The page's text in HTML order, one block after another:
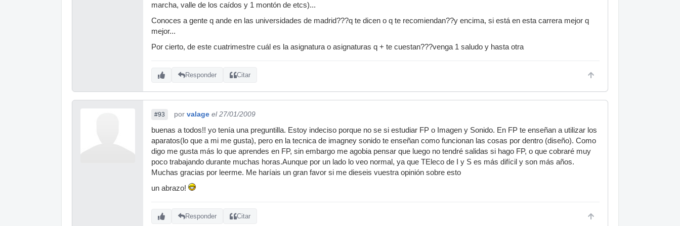
marcha, valle de los caídos y 1 montón de etcs)...
Conoces a gente q ande en las universidades de madrid???q te dicen o q te recomiendan??y encima, si está en esta carrera mejor q
mejor...
Por cierto, de este cuatrimestre cuál es la asignatura o asignaturas q + te cuestan???venga 1 saludo y hasta otra
Responder Citar
#93 por valage el 27/01/2009
buenas a todos!! yo tenía una preguntilla. Estoy indeciso porque no se si estudiar FP o Imagen y Sonido. En FP te enseñan a utilizar los
aparatos(lo que a mi me gusta), pero en la tecnica de imagney sonido te enseñan como funcionan las cosas por dentro (diseño). Como
digo me gusta más lo que aprendes en FP, sin embargo me agobia pensar que luego no tendré salidas si hago FP, o que cobraré muy
poco trabajando durante muchas horas.Aunque por un lado lo veo normal, ya que TEleco de I y S es más difícil y son más años.
Muchas gracias por leerme. Me haríais un gran favor si me dieseis vuestra opinión sobre esto
un abrazo!
Responder Citar